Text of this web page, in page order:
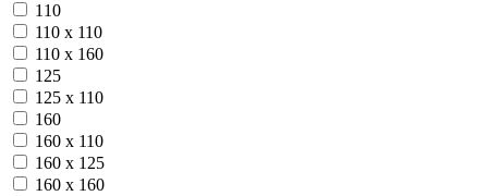
110
110 х 110
110 х 160
125
125 х 110
160
160 х 110
160 х 125
160 х 160